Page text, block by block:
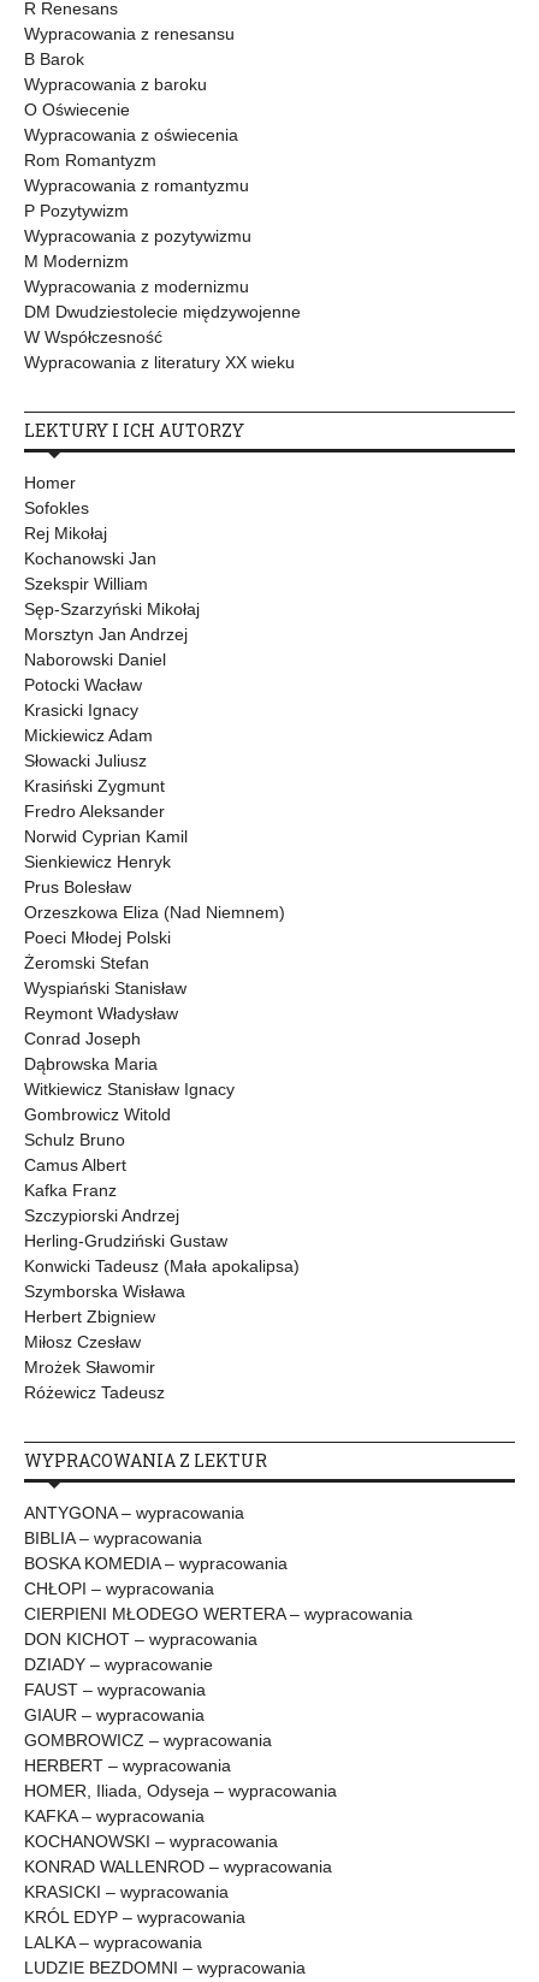
R Renesans
Wypracowania z renesansu
B Barok
Wypracowania z baroku
O Oświecenie
Wypracowania z oświecenia
Rom Romantyzm
Wypracowania z romantyzmu
P Pozytywizm
Wypracowania z pozytywizmu
M Modernizm
Wypracowania z modernizmu
DM Dwudziestolecie międzywojenne
W Współczesność
Wypracowania z literatury XX wieku
LEKTURY I ICH AUTORZY
Homer
Sofokles
Rej Mikołaj
Kochanowski Jan
Szekspir William
Sęp-Szarzyński Mikołaj
Morsztyn Jan Andrzej
Naborowski Daniel
Potocki Wacław
Krasicki Ignacy
Mickiewicz Adam
Słowacki Juliusz
Krasiński Zygmunt
Fredro Aleksander
Norwid Cyprian Kamil
Sienkiewicz Henryk
Prus Bolesław
Orzeszkowa Eliza (Nad Niemnem)
Poeci Młodej Polski
Żeromski Stefan
Wyspiański Stanisław
Reymont Władysław
Conrad Joseph
Dąbrowska Maria
Witkiewicz Stanisław Ignacy
Gombrowicz Witold
Schulz Bruno
Camus Albert
Kafka Franz
Szczypiorski Andrzej
Herling-Grudziński Gustaw
Konwicki Tadeusz (Mała apokalipsa)
Szymborska Wisława
Herbert Zbigniew
Miłosz Czesław
Mrożek Sławomir
Różewicz Tadeusz
WYPRACOWANIA Z LEKTUR
ANTYGONA – wypracowania
BIBLIA – wypracowania
BOSKA KOMEDIA – wypracowania
CHŁOPI – wypracowania
CIERPIENI MŁODEGO WERTERA – wypracowania
DON KICHOT – wypracowania
DZIADY – wypracowanie
FAUST – wypracowania
GIAUR – wypracowania
GOMBROWICZ – wypracowania
HERBERT – wypracowania
HOMER, Iliada, Odyseja – wypracowania
KAFKA – wypracowania
KOCHANOWSKI – wypracowania
KONRAD WALLENROD – wypracowania
KRASICKI – wypracowania
KRÓL EDYP – wypracowania
LALKA – wypracowania
LUDZIE BEZDOMNI – wypracowania